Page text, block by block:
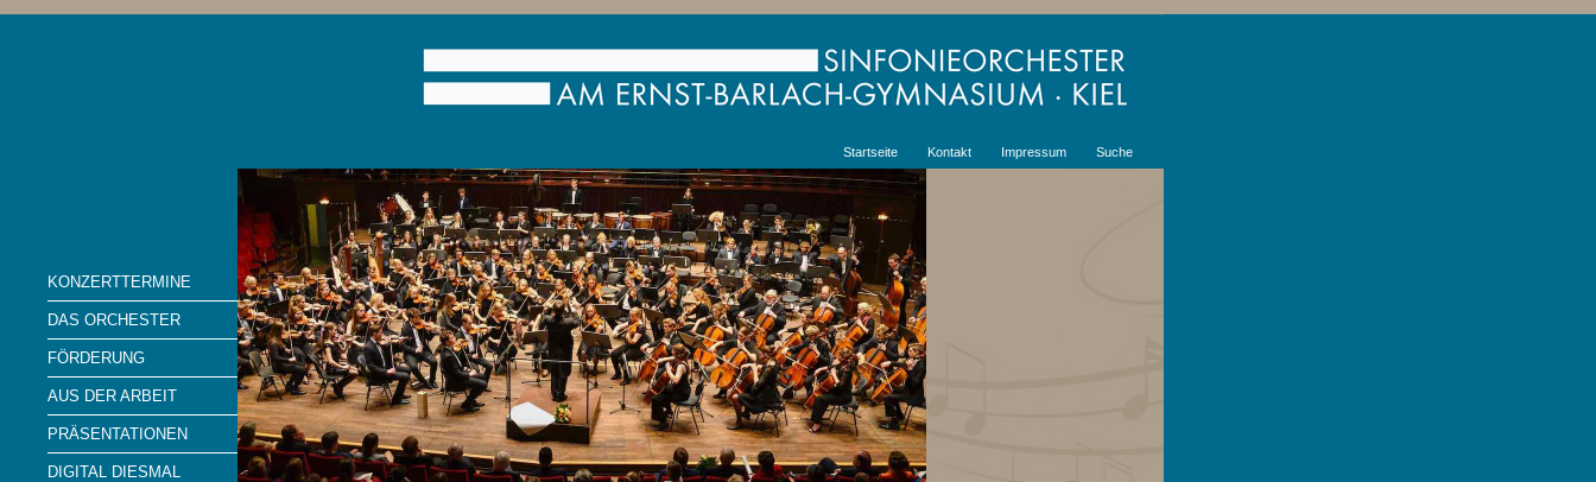
Startseite Kontakt Impressum Suche
KONZERTTERMINE
DAS ORCHESTER
FÖRDERUNG
AUS DER ARBEIT
PRÄSENTATIONEN
DIGITAL DIESMAL